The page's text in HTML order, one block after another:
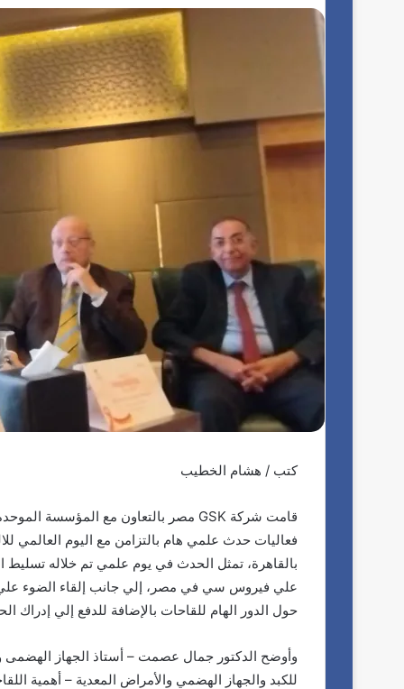
كتب / هشام الخطيب
بالقاهرة، تمثل الحدث في يوم علمي تم خلاله تسليط
علي فيروس سي في مصر، إلي جانب إلقاء الضوء علي
حول الدور الهام للقاحات بالإضافة للدفع إلي إدراك
وأوضح الدكتور جمال عصمت – أستاذ الجهاز
للكبد والجهاز الهضمي والأمراض المعدية – أهمية